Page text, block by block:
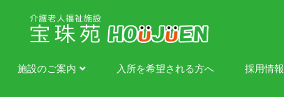
施設のご案内 入所を希望される方へ 採用情報